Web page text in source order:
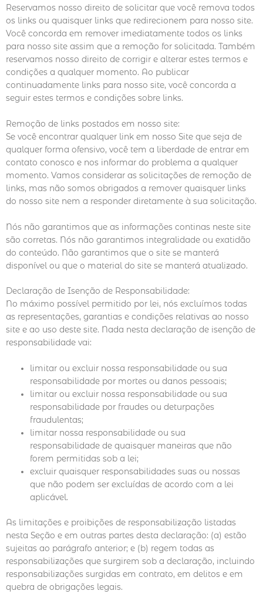
Reservamos nosso direito de solicitar que você remova todos
os links ou quaisquer links que redirecionem para nosso site.
Você concorda em remover imediatamente todos os links
para nosso site assim que a remoção for solicitada. Também
reservamos nosso direito de corrigir e alterar estes termos e
condições a qualquer momento. Ao publicar
continuadamente links para nosso site, você concorda a
seguir estes termos e condições sobre links.
Remoção de links postados em nosso site:
Se você encontrar qualquer link em nosso Site que seja de
qualquer forma ofensivo, você tem a liberdade de entrar em
contato conosco e nos informar do problema a qualquer
momento. Vamos considerar as solicitações de remoção de
links, mas não somos obrigados a remover quaisquer links
do nosso site nem a responder diretamente à sua solicitação.
Nós não garantimos que as informações continas neste site
são corretas. Nós não garantimos integralidade ou exatidão
do conteúdo. Não garantimos que o site se manterá
disponível ou que o material do site se manterá atualizado.
Declaração de Isenção de Responsabilidade:
No máximo possível permitido por lei, nós excluímos todas
as representações, garantias e condições relativas ao nosso
site e ao uso deste site. Nada nesta declaração de isenção de
responsabilidade vai:
limitar ou excluir nossa responsabilidade ou sua
responsabilidade por mortes ou danos pessoais;
limitar ou excluir nossa responsabilidade ou sua
responsabilidade por fraudes ou deturpações
fraudulentas;
limitar nossa responsabilidade ou sua
responsabilidade de quaisquer maneiras que não
forem permitidas sob a lei;
excluir quaisquer responsabilidades suas ou nossas
que não podem ser excluídas de acordo com a lei
aplicável.
As limitações e proibições de responsabilização listadas
nesta Seção e em outras partes desta declaração: (a) estão
sujeitas ao parágrafo anterior; e (b) regem todas as
responsabilizações que surgirem sob a declaração, incluindo
responsabilizações surgidas em contrato, em delitos e em
quebra de obrigações legais.